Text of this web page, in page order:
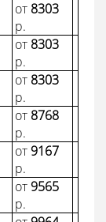
от 8303
p.
от 8303
p.
от 8303
p.
от 8768
p.
от 9167
p.
от 9565
p.